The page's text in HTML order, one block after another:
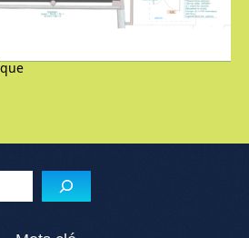
l'article